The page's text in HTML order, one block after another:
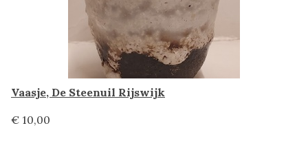
Vaasje, De Steenuil Rijswijk
€ 10,00